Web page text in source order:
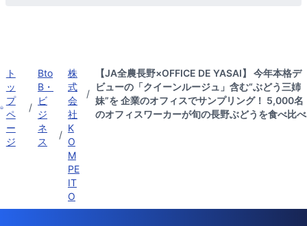
ト
ッ
プ
ペ
ー
ジ
/
Bto
B・
ビ
ジ
ネ
ス
/
株
式
会
社
K
O
M
PE
IT
O
/
【JA全農長野×OFFICE DE YASAI】 今年本格デ
ビューの「クイーンルージュ」含む“ぶどう三姉
妹”を 企業のオフィスでサンプリング！ 5,000名
のオフィスワーカーが旬の長野ぶどうを食べ比べ